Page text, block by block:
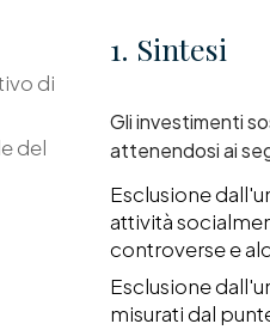
di
del
1. Sintesi
Gli investimenti
attenendosi ai
Esclusione
attività
controverse e
Esclusione
misurati dal